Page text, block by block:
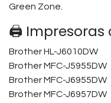
Green Zone.
🖨️ Impresoras
Brother HL-J6010DW
Brother MFC-J5955DW
Brother MFC-J6955DW
Brother MFC-J6957DW